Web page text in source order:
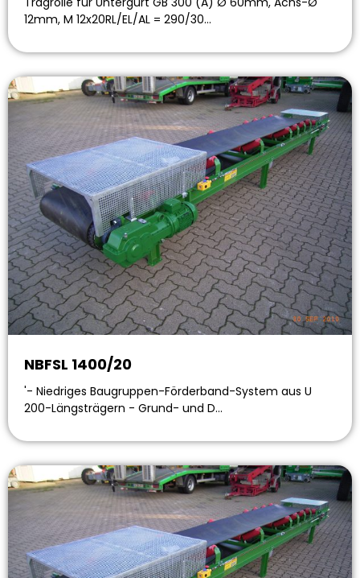
12mm, M 12x20RL/EL/AL = 290/30…
NBFSL 1400/20
'- Niedriges Baugruppen-Förderband-System aus U
200-Längsträgern - Grund- und D…